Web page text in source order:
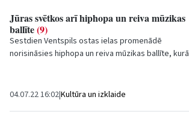
Jūras svētkos arī hiphopa un reiva mūzikas
ballīte(9)
Sestdien Ventspils ostas ielas promenādē
norisināsies hiphopa un reiva mūzikas ballīte, kurā
04.07.22 16:02|Kultūra un izklaide